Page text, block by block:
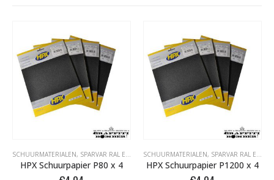
SCHUURMATERIALEN, SPARVAR RAL EN SPECIALE SPRAY
HPX Schuurpapier P80 x 4
SCHUURMATERIALEN, SPARVAR RAL EN SPECIALE SPRAY
HPX Schuurpapier P1200 x 4